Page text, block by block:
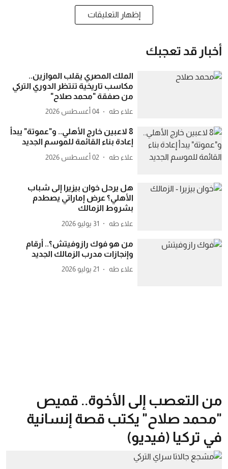
إظهار التعليقات
أخبار قد تعجبك
الملك المصري يقلب الموازين..
مكاسب تاريخية تنتظر الدوري التركي
من صفقة "محمد صلاح"
علاء طه 04 أغسطس 2026
8 لاعبين خارج الأهلي.. و"عموتة" يبدأ
إعادة بناء القائمة للموسم الجديد
علاء طه 02 أغسطس 2026
هل يرحل خوان بيزيرا إلى شباب
الأهلي؟ عرض إماراتي يصطدم
بشروط الزمالك
علاء طه 31 يوليو 2026
من هو فوك رازوفيتش؟.. أرقام
وإنجازات مدرب الزمالك الجديد
علاء طه 21 يوليو 2026
من التعصب إلى الأخوة.. قميص
"محمد صلاح" يكتب قصة إنسانية
في تركيا (فيديو)